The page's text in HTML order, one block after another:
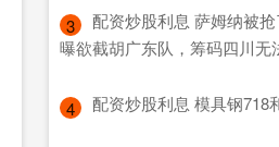
3
配资炒股利息 萨姆纳被
曝欲截胡广东队，筹码四川无
4 配资炒股利息 模具钢718